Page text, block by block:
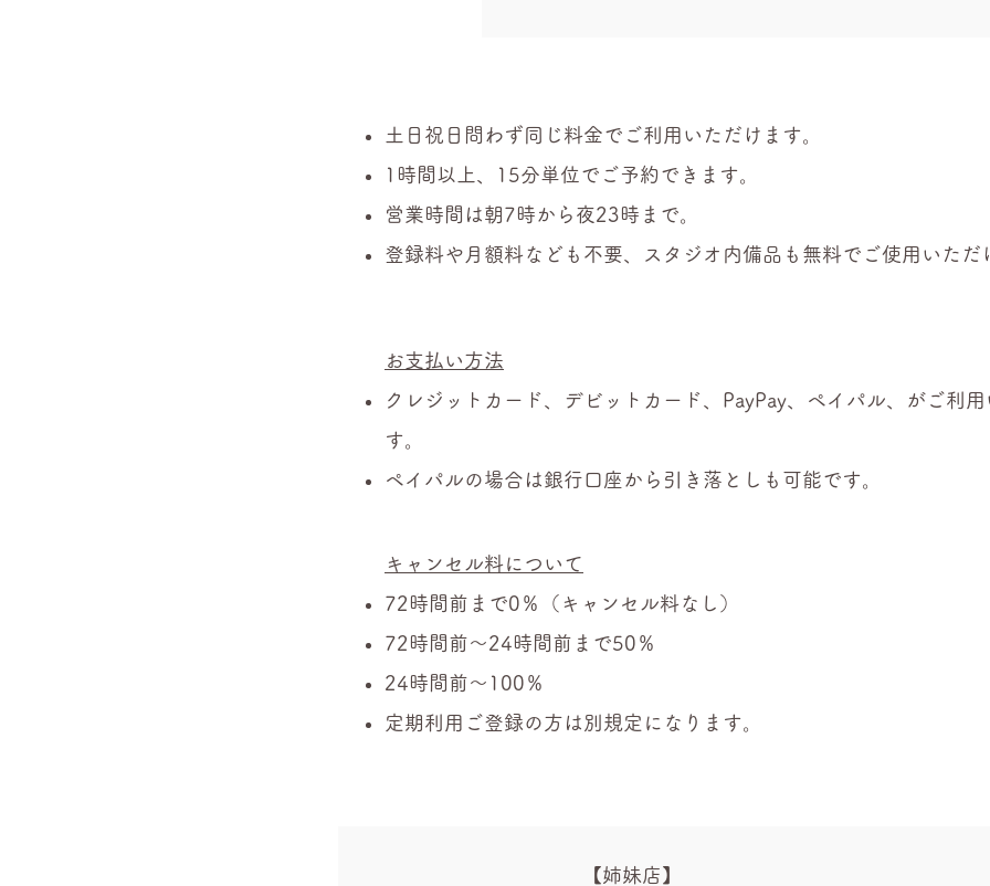
土日祝日問わず同じ料金でご利用いただけます。
1時間以上、15分単位でご予約できます。
営業時間は朝7時から夜23時まで。
登録料や月額料なども不要、スタジオ内備品も無料でご使用いただ
お支払い方法
クレジットカード、デビットカード、PayPay、ペイパル、がご利
す。
ペイパルの場合は銀行口座から引き落としも可能です。
キャンセル料について
72時間前まで0％（キャンセル料なし）
72時間前〜24時間前まで50％
24時間前〜100％
定期利用ご登録の方は別規定になります。
【姉妹店】